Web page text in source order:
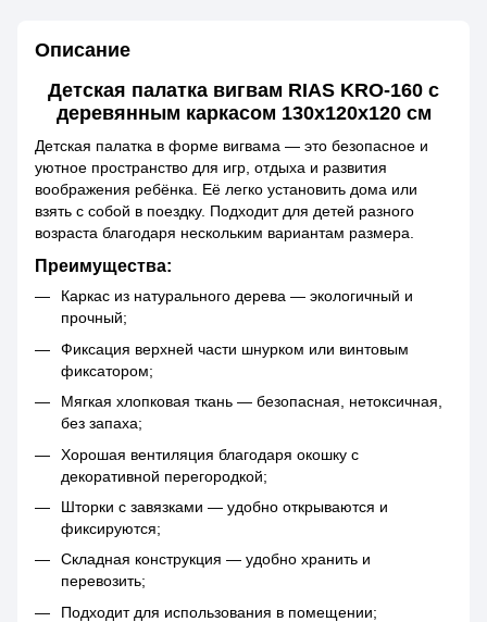
Описание
Детская палатка вигвам RIAS KRO-160 с
деревянным каркасом 130x120x120 см
Детская палатка в форме вигвама — это безопасное и
уютное пространство для игр, отдыха и развития
воображения ребёнка. Её легко установить дома или
взять с собой в поездку. Подходит для детей разного
возраста благодаря нескольким вариантам размера.
Преимущества:
Каркас из натурального дерева — экологичный и
прочный;
Фиксация верхней части шнурком или винтовым
фиксатором;
Мягкая хлопковая ткань — безопасная, нетоксичная,
без запаха;
Хорошая вентиляция благодаря окошку с
декоративной перегородкой;
Шторки с завязками — удобно открываются и
фиксируются;
Складная конструкция — удобно хранить и
перевозить;
Подходит для использования в помещении;